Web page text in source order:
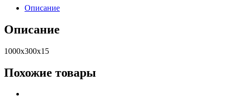
Описание
Описание
1000х300х15
Похожие товары